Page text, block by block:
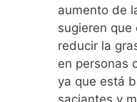
aumento de
sugieren
reducir la
en personas
ya que está
saciantes y